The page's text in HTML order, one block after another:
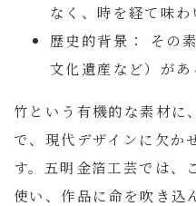
なく、時を経て味わ
歴史的背景：
その
文化遺産など）があ
竹という有機的な素材に
で、現代デザインに欠か
す。五明金箔工芸では、
使い、作品に命を吹き込